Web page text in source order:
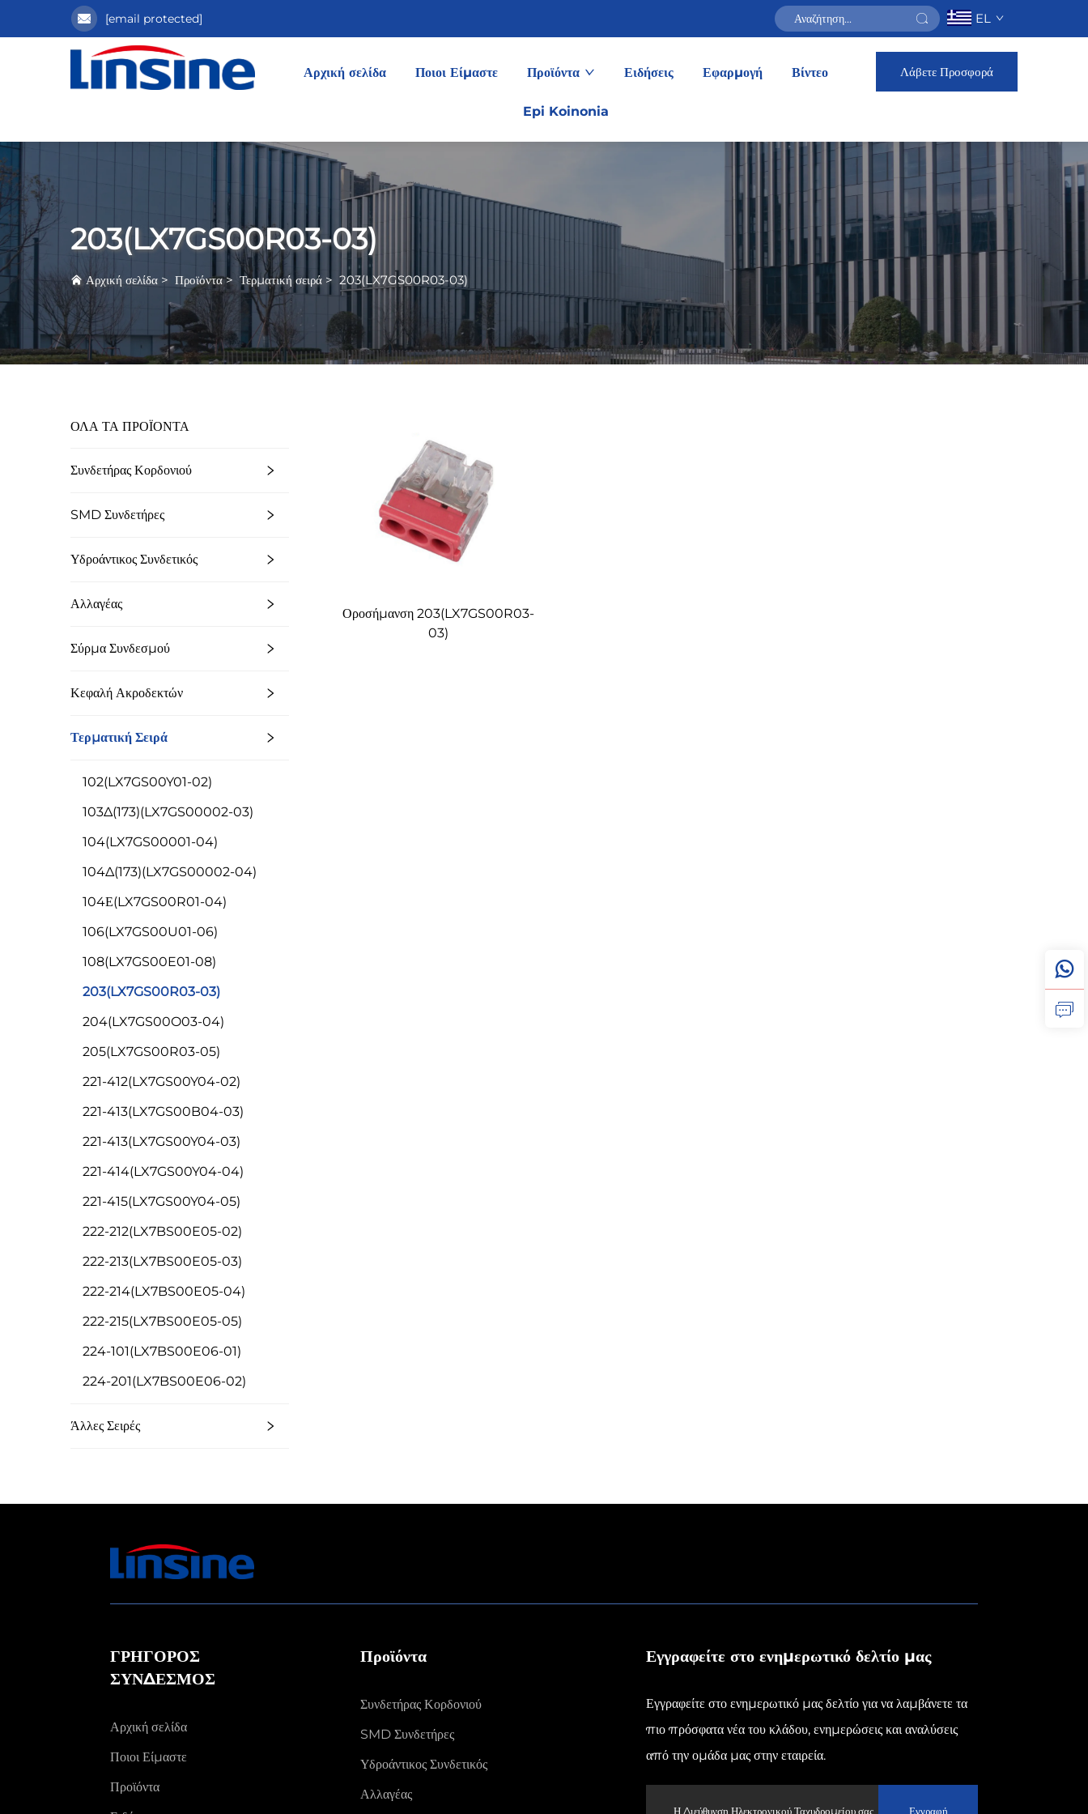
[email protected] EL
Αρχική σελίδα Ποιοι Είμαστε Προϊόντα Ειδήσεις Εφαρμογή Βίντεο
Epi Koinonia
Λάβετε Προσφορά
203(LX7GS00R03-03)
Αρχική σελίδα > Προϊόντα> Τερματική σειρά > 203(LX7GS00R03-03)
ΟΛΑ ΤΑ ΠΡΟΪΟΝΤΑ
Συνδετήρας Κορδονιού
SMD Συνδετήρες
Υδροάντικος Συνδετικός
Αλλαγέας
Σύρμα Συνδεσμού
Κεφαλή Ακροδεκτών
Τερματική Σειρά
102(LX7GS00Y01-02)
103Δ(173)(LX7GS00002-03)
104(LX7GS00001-04)
104Δ(173)(LX7GS00002-04)
104Ε(LX7GS00R01-04)
106(LX7GS00U01-06)
108(LX7GS00E01-08)
203(LX7GS00R03-03)
204(LX7GS00O03-04)
205(LX7GS00R03-05)
221-412(LX7GS00Y04-02)
221-413(LX7GS00B04-03)
221-413(LX7GS00Y04-03)
221-414(LX7GS00Y04-04)
221-415(LX7GS00Y04-05)
222-212(LX7BS00E05-02)
222-213(LX7BS00E05-03)
222-214(LX7BS00E05-04)
222-215(LX7BS00E05-05)
224-101(LX7BS00E06-01)
224-201(LX7BS00E06-02)
Άλλες Σειρές
Οροσήμανση 203(LX7GS00R03-
03)
ΓΡΗΓΟΡΟΣ
ΣΥΝΔΕΣΜΟΣ
Αρχική σελίδα
Ποιοι Είμαστε
Προϊόντα
Προϊόντα
Συνδετήρας Κορδονιού
SMD Συνδετήρες
Υδροάντικος Συνδετικός
Αλλαγέας
Εγγραφείτε στο ενημερωτικό δελτίο μας
Εγγραφείτε στο ενημερωτικό μας δελτίο για να λαμβάνετε τα
πιο πρόσφατα νέα του κλάδου, ενημερώσεις και αναλύσεις
από την ομάδα μας στην εταιρεία.
Εγγραφή